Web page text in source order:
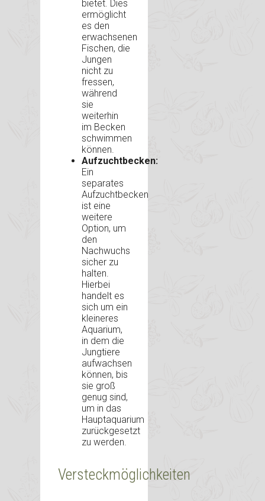
bietet. Dies
ermöglicht
es den
erwachsenen
Fischen, die
Jungen
nicht zu
fressen,
während
sie
weiterhin
im Becken
schwimmen
können.
Aufzuchtbecken:
Ein
separates
Aufzuchtbecken
ist eine
weitere
Option, um
den
Nachwuchs
sicher zu
halten.
Hierbei
handelt es
sich um ein
kleineres
Aquarium,
in dem die
Jungtiere
aufwachsen
können, bis
sie groß
genug sind,
um in das
Hauptaquarium
zurückgesetzt
zu werden.
Versteckmöglichkeiten